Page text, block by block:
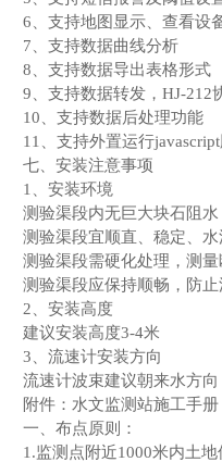
6、支持地图显示、查看设
7、支持数据曲线分析
8、支持数据导出表格形式
9、支持数据转发，HJ-212
10、支持数据后处理功能
11、支持外置运行
七、安装注意事项
1、安装环境
测验渠段内无巨大块石阻
测验渠段宜顺直、稳定、
测验渠段需硬化处理，测
测验渠段应保持顺畅，防
2、安装高度
建议安装高度3-4米
3、流速计安装方向
流速计波束建议朝来水方向
附件：水文监测站施工手册
一、布点原则：
1.监测点附近1000米内土